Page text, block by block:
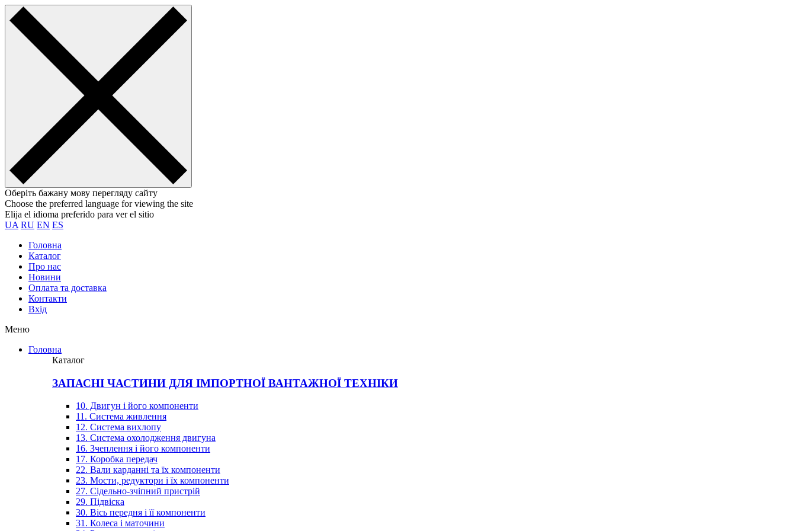
Оберіть бажану мову перегляду сайту
Choose the preferred language for viewing the site
Elija el idioma preferido para ver el sitio
UA RU EN ES
Головна
Каталог
Про нас
Новини
Оплата та доставка
Контакти
Вхiд
Меню
Головна
Каталог
ЗАПАСНІ ЧАСТИНИ ДЛЯ ІМПОРТНОЇ ВАНТАЖНОЇ ТЕХНІКИ
10. Двигун і його компоненти
11. Система живлення
12. Система вихлопу
13. Система охолодження двигуна
16. Зчеплення і його компоненти
17. Коробка передач
22. Вали карданні та їх компоненти
23. Мости, редуктори і їх компоненти
27. Сідельно-зчіпний пристрій
29. Підвіска
30. Вісь передня і її компоненти
31. Колеса і маточини